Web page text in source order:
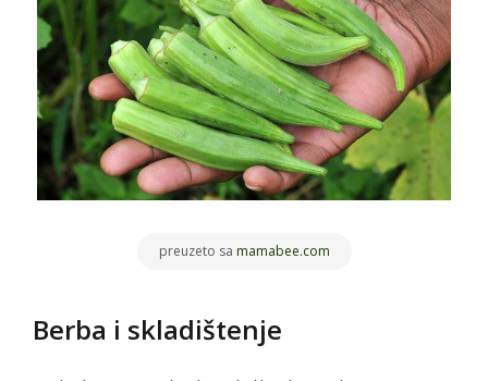
preuzeto sa mamabee.com
Berba i skladištenje